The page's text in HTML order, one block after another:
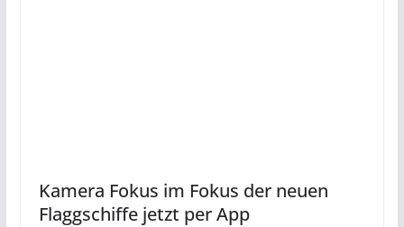
Kamera Fokus im Fokus der neuen
Flaggschiffe jetzt per App